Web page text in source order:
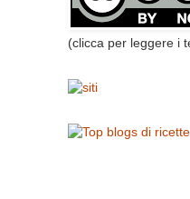
(clicca per leggere i